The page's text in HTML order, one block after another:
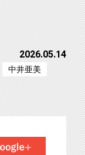
2026.05.14
中井亜美
+1